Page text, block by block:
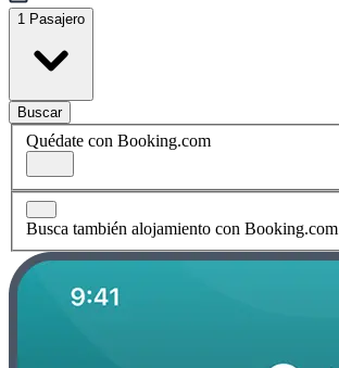
1 Pasajero
Buscar
Quédate con Booking.com
Busca también alojamiento con Booking.com